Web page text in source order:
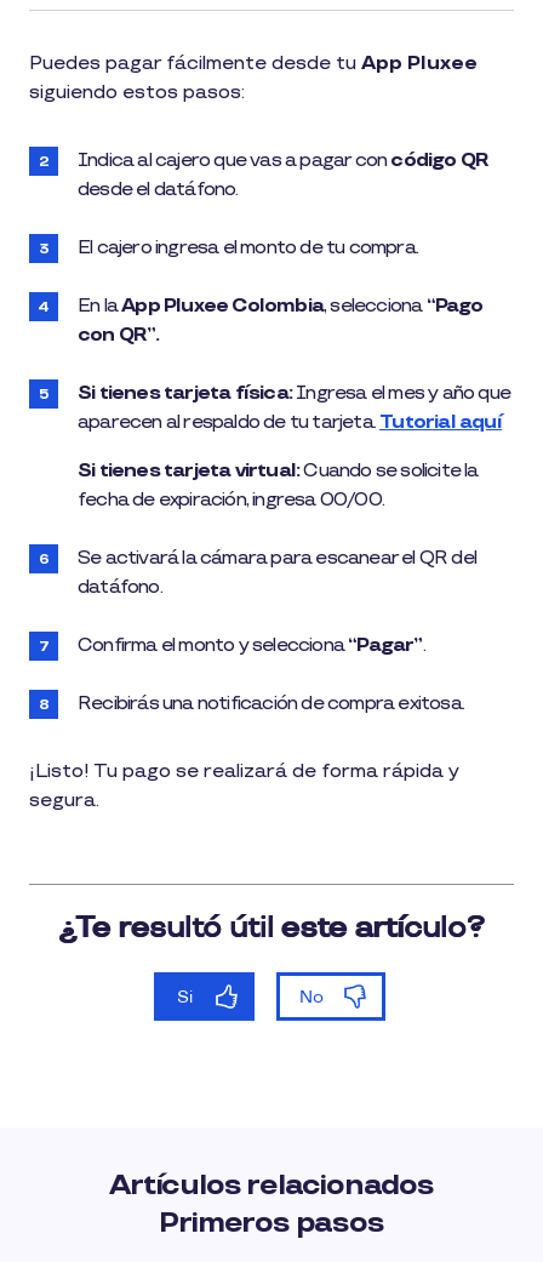
Puedes pagar fácilmente desde tu App Pluxee
siguiendo estos pasos:
Indica al cajero que vas a pagar concódigo QR
desde el datáfono.
El cajero ingresa el monto de tu compra.
En laApp Pluxee Colombia, selecciona “Pago
con QR”.
Si tienes tarjeta física:Ingresa el mes y año que
aparecen al respaldo de tu tarjeta. Tutorial aquí
Si tienes tarjeta virtual:Cuando se solicite la
fecha de expiración, ingresa 00/00.
Se activará la cámara para escanear el QR del
datáfono.
Confirma el monto y selecciona“Pagar”.
Recibirás una notificación de compra exitosa.
¡Listo! Tu pago se realizará de forma rápida y
segura.
Artículos relacionados
Primeros pasos